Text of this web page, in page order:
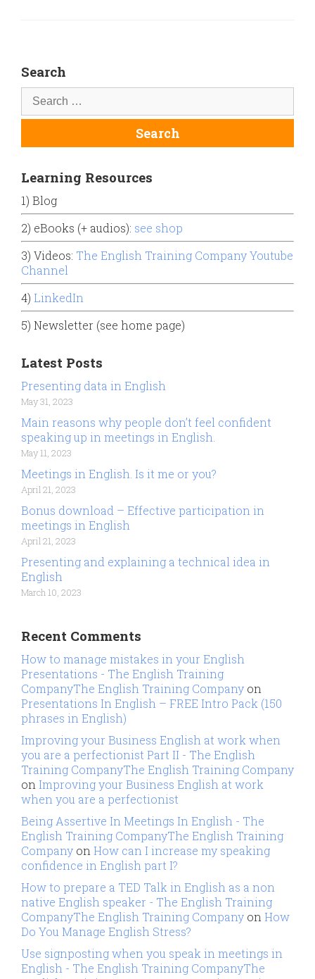
Search
Learning Resources
1) Blog
2) eBooks (+ audios): see shop
3) Videos: The English Training Company Youtube
Channel
4) LinkedIn
5) Newsletter (see home page)
Latest Posts
Presenting data in English
May 31, 2023
Main reasons why people don’t feel confident
speaking up in meetings in English.
May 11, 2023
Meetings in English. Is it me or you?
April 21, 2023
Bonus download – Effective participation in
meetings in English
April 21, 2023
Presenting and explaining a technical idea in
English
March 10, 2023
Recent Comments
How to manage mistakes in your English
Presentations - The English Training
CompanyThe English Training Company on
Presentations In English – FREE Intro Pack (150
phrases in English)
Improving your Business English at work when
you are a perfectionist Part II - The English
Training CompanyThe English Training Company
on Improving your Business English at work
when you are a perfectionist
Being Assertive In Meetings In English - The
English Training CompanyThe English Training
Company on How can I increase my speaking
confidence in English part I?
How to prepare a TED Talk in English as a non
native English speaker - The English Training
CompanyThe English Training Company on How
Do You Manage English Stress?
Use signposting when you speak in meetings in
English - The English Training CompanyThe